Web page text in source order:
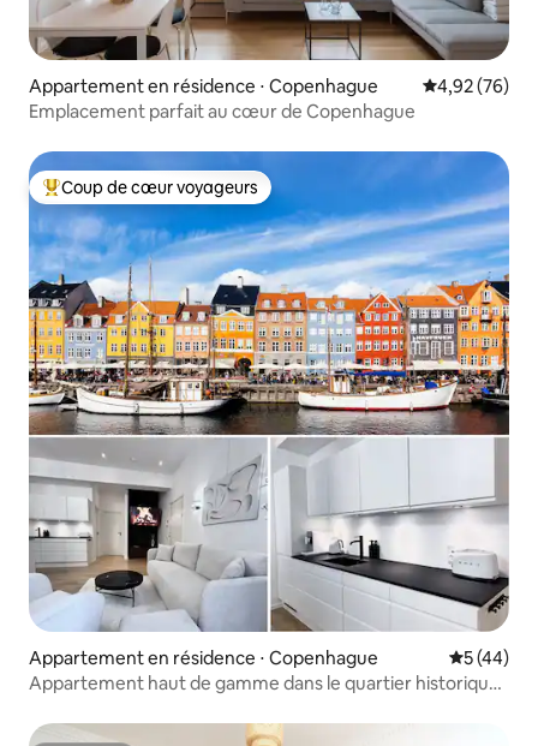
Appartement en résidence ⋅ Copenhague Évaluation
4,92 (76)
Emplacement parfait au cœur de Copenhague
Coups de cœur voyageurs les plus appréciés
Coup de cœur voyageurs
Appartement en résidence ⋅ Copenhague
5 (44)
Appartement haut de gamme dans le quartier historique